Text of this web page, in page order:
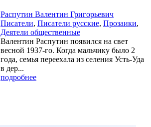
Распутин Валентин Григорьевич
Писатели, Писатели русские, Прозаики,
Деятели общественные
Валентин Распутин появился на свет
весной 1937-го. Когда мальчику было 2
года, семья переехала из селения Усть-Уда
в дер...
подробнее